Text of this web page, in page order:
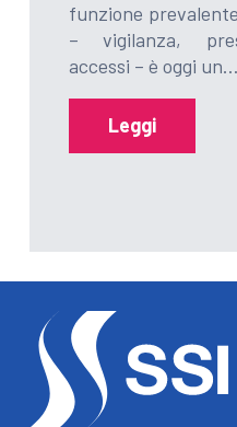
funzione
– vigilanza,
accessi – è oggi un…
Leggi